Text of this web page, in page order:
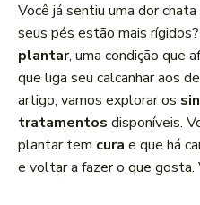
d
o
r
d
e
á
u
d
Você já sentiu uma dor
seus pés estão mais
plantar, uma condição que
que liga seu calcanhar aos
artigo, vamos explorar os
tratamentos disponíveis.
plantar tem cura e que há
e voltar a fazer o que gosta.